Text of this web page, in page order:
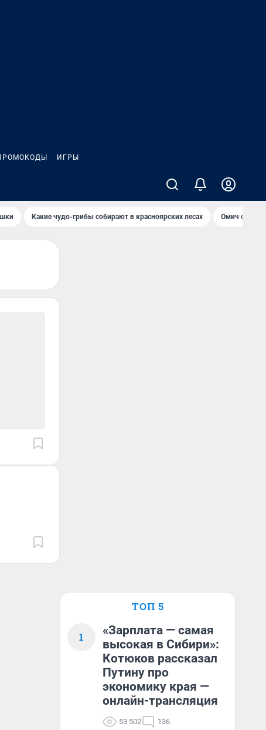
ИГРЫ
Какие чудо-грибы собирают в красноярских лесах Омич
ТОП 5
1
«Зарплата — самая
высокая в Сибири»:
Котюков рассказал
Путину про
экономику края —
онлайн-трансляция
53 502 136